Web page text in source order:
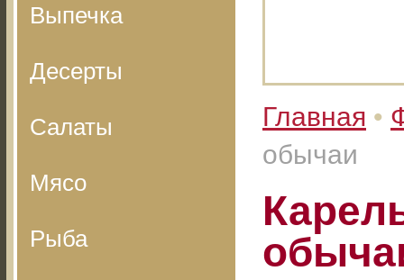
Выпечка
Десерты
Салаты
Мясо
Рыба
Главная •
обычаи